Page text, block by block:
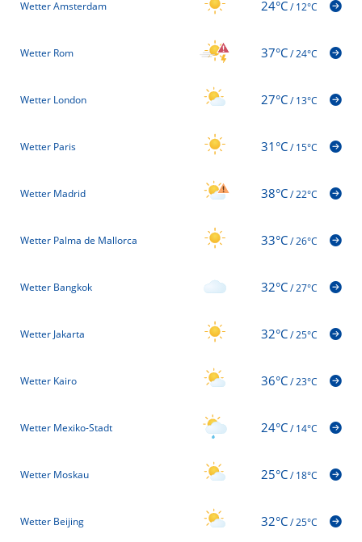
Wetter Amsterdam 24°C/12°C
Wetter Rom 37°C/24°C
Wetter London 27°C/13°C
Wetter Paris 31°C/15°C
Wetter Madrid 38°C/22°C
Wetter Palma de Mallorca 33°C/26°C
Wetter Bangkok 32°C/27°C
Wetter Jakarta 32°C/25°C
Wetter Kairo 36°C/23°C
Wetter Mexiko-Stadt 24°C/14°C
Wetter Moskau 25°C/18°C
Wetter Beijing 32°C/25°C